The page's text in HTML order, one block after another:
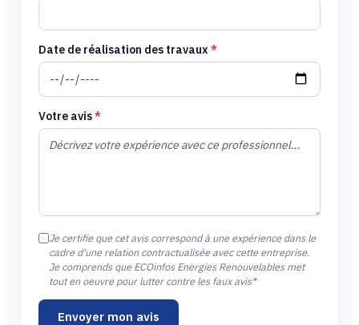
Date de réalisation des travaux *
Votre avis*
Je certifie que cet avis correspond à une expérience dans le
cadre d'une relation contractualisée avec cette entreprise.
Je comprends que ECOinfos Energies Renouvelables met
tout en oeuvre pour lutter contre les faux avis*
Envoyer mon avis